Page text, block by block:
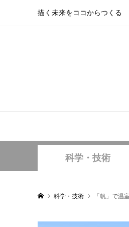
描く未来をココからつくる
科学・技術
科学・技術 「帆」で